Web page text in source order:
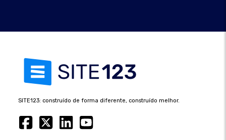
SITE123: construído de forma diferente, construído melhor.